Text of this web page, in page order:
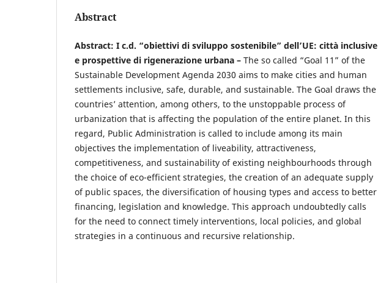
Abstract
Abstract: I c.d. “obiettivi di sviluppo sostenibile” dell’UE: città inclusive
e prospettive di rigenerazione urbana – The so called “Goal 11” of the
Sustainable Development Agenda 2030 aims to make cities and human
settlements inclusive, safe, durable, and sustainable. The Goal draws the
countries’ attention, among others, to the unstoppable process of
urbanization that is affecting the population of the entire planet. In this
regard, Public Administration is called to include among its main
objectives the implementation of liveability, attractiveness,
competitiveness, and sustainability of existing neighbourhoods through
the choice of eco-efficient strategies, the creation of an adequate supply
of public spaces, the diversification of housing types and access to better
financing, legislation and knowledge. This approach undoubtedly calls
for the need to connect timely interventions, local policies, and global
strategies in a continuous and recursive relationship.